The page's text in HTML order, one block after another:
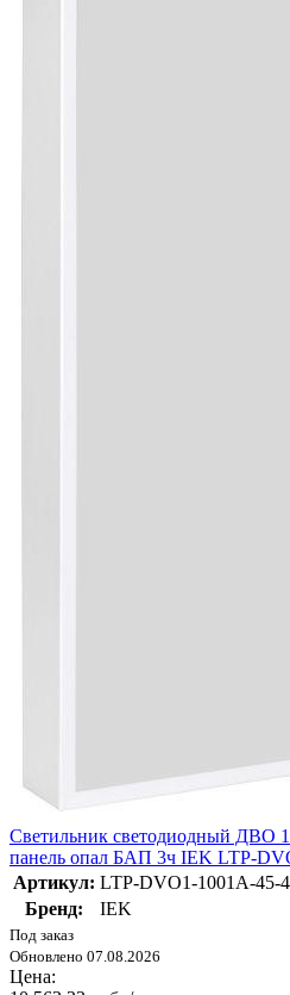
Светильник светодиодный ДВО
панель опал БАП 3ч IEK LTP-
Артикул: LTP-DVO1-1001A-45-
Бренд:
IEK
Под заказ
Обновлено 07.08.2026
Цена: